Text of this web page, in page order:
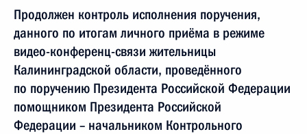
Продолжен контроль исполнения поручения,
данного по итогам личного приёма в режиме
видео-конференц-связи жительницы
Калининградской области, проведённого
по поручению Президента Российской Федерации
помощником Президента Российской
Федерации – начальником Контрольного